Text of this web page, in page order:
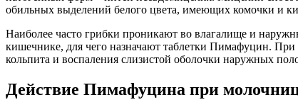
обильных выделений белого цвета, имеющих комочки и
Наиболее часто грибки проникают во влагалище и
кишечнике, для чего назначают таблетки Пимафуцин.
кольпита и воспаления слизистой оболочки наружных
Действие Пимафуцина при